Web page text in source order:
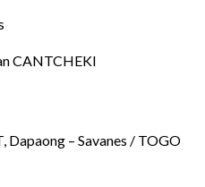
CANTCHEKI
Dapaong – Savanes / TOGO